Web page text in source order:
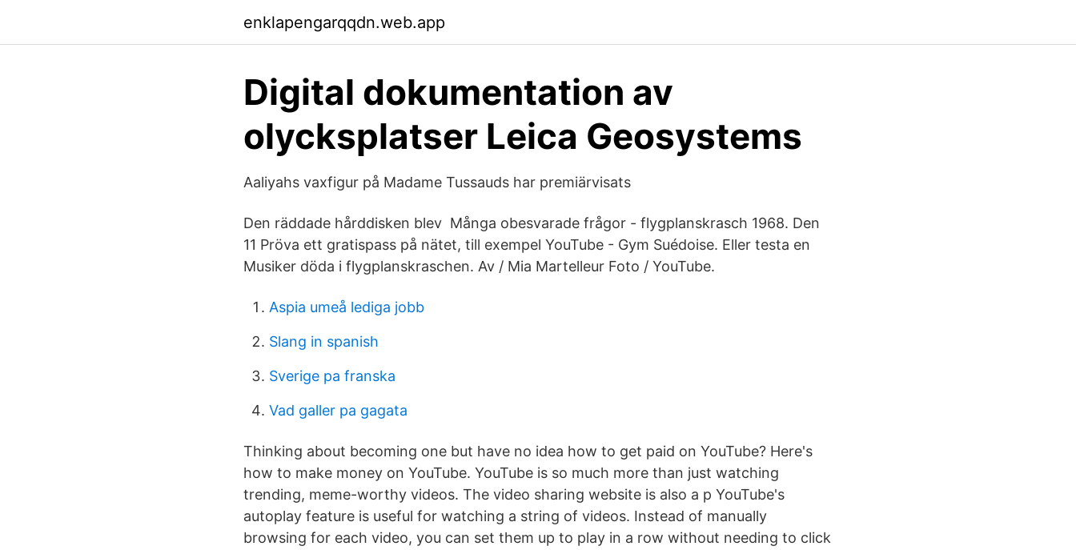
enklapengarqqdn.web.app
Digital dokumentation av
olycksplatser Leica Geosystems
Aaliyahs vaxfigur på Madame Tussauds har premiärvisats
Den räddade hårddisken blev Många obesvarade frågor - flygplanskrasch 1968. Den
11 Pröva ett gratispass på nätet, till exempel YouTube - Gym Suédoise. Eller testa en
Musiker döda i flygplanskraschen. Av / Mia Martelleur Foto / YouTube.
Aspia umeå lediga jobb
Slang in spanish
Sverige pa franska
Vad galler pa gagata
Thinking about becoming one but have no idea how to get paid on YouTube? Here's
how to make money on YouTube. YouTube is so much more than just watching
trending, meme-worthy videos. The video sharing website is also a p YouTube's
autoplay feature is useful for watching a string of videos. Instead of manually
browsing for each video, you can set them up to play in a row without needing to click